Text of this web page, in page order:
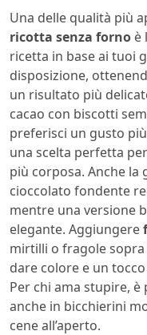
Una delle qualità più
ricotta senza forno è
ricetta in base ai tuoi
disposizione,
un risultato più
cacao con biscotti
preferisci un gusto
una scelta perfetta
più corposa. Anche la
cioccolato fondente
mentre una versione
elegante. Aggiungere
mirtilli o fragole sopra
dare colore e un
Per chi ama stupire,
anche in bicchierini
cene all’aperto.